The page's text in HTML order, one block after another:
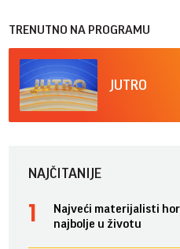
TRENUTNO NA PROGRAMU
JUTRO
NAJČITANIJE
Najveći materijalisti
najbolje u životu